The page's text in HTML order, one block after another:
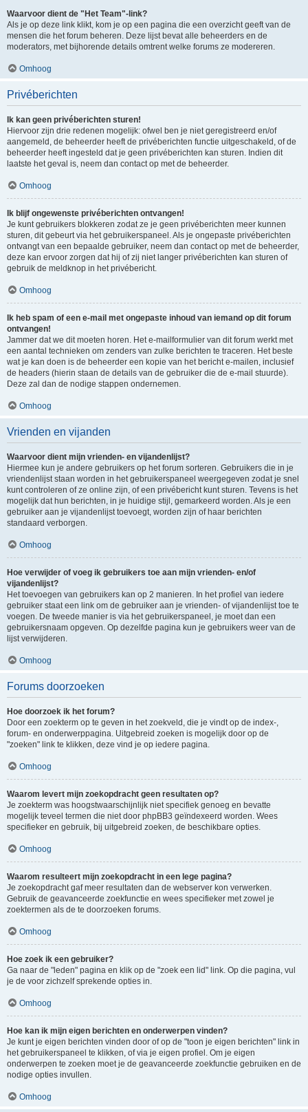
Waarvoor dient de "Het Team"-link?
Als je op deze link klikt, kom je op een pagina die een overzicht geeft van de
mensen die het forum beheren. Deze lijst bevat alle beheerders en de
moderators, met bijhorende details omtrent welke forums ze modereren.
Omhoog
Privéberichten
Ik kan geen privéberichten sturen!
Hiervoor zijn drie redenen mogelijk: ofwel ben je niet geregistreerd en/of
aangemeld, de beheerder heeft de privéberichten functie uitgeschakeld, of de
beheerder heeft ingesteld dat je geen privéberichten kan sturen. Indien dit
laatste het geval is, neem dan contact op met de beheerder.
Omhoog
Ik blijf ongewenste privéberichten ontvangen!
Je kunt gebruikers blokkeren zodat ze je geen privéberichten meer kunnen
sturen, dit gebeurt via het gebruikerspaneel. Als je ongepaste privéberichten
ontvangt van een bepaalde gebruiker, neem dan contact op met de beheerder,
deze kan ervoor zorgen dat hij of zij niet langer privéberichten kan sturen of
gebruik de meldknop in het privébericht.
Omhoog
Ik heb spam of een e-mail met ongepaste inhoud van iemand op dit forum
ontvangen!
Jammer dat we dit moeten horen. Het e-mailformulier van dit forum werkt met
een aantal technieken om zenders van zulke berichten te traceren. Het beste
wat je kan doen is de beheerder een kopie van het bericht e-mailen, inclusief
de headers (hierin staan de details van de gebruiker die de e-mail stuurde).
Deze zal dan de nodige stappen ondernemen.
Omhoog
Vrienden en vijanden
Waarvoor dient mijn vrienden- en vijandenlijst?
Hiermee kun je andere gebruikers op het forum sorteren. Gebruikers die in je
vriendenlijst staan worden in het gebruikerspaneel weergegeven zodat je snel
kunt controleren of ze online zijn, of een privébericht kunt sturen. Tevens is het
mogelijk dat hun berichten, in je huidige stijl, gemarkeerd worden. Als je een
gebruiker aan je vijandenlijst toevoegt, worden zijn of haar berichten
standaard verborgen.
Omhoog
Hoe verwijder of voeg ik gebruikers toe aan mijn vrienden- en/of
vijandenlijst?
Het toevoegen van gebruikers kan op 2 manieren. In het profiel van iedere
gebruiker staat een link om de gebruiker aan je vrienden- of vijandenlijst toe te
voegen. De tweede manier is via het gebruikerspaneel, je moet dan een
gebruikersnaam opgeven. Op dezelfde pagina kun je gebruikers weer van de
lijst verwijderen.
Omhoog
Forums doorzoeken
Hoe doorzoek ik het forum?
Door een zoekterm op te geven in het zoekveld, die je vindt op de index-,
forum- en onderwerppagina. Uitgebreid zoeken is mogelijk door op de
"zoeken" link te klikken, deze vind je op iedere pagina.
Omhoog
Waarom levert mijn zoekopdracht geen resultaten op?
Je zoekterm was hoogstwaarschijnlijk niet specifiek genoeg en bevatte
mogelijk teveel termen die niet door phpBB3 geïndexeerd worden. Wees
specifieker en gebruik, bij uitgebreid zoeken, de beschikbare opties.
Omhoog
Waarom resulteert mijn zoekopdracht in een lege pagina?
Je zoekopdracht gaf meer resultaten dan de webserver kon verwerken.
Gebruik de geavanceerde zoekfunctie en wees specifieker met zowel je
zoektermen als de te doorzoeken forums.
Omhoog
Hoe zoek ik een gebruiker?
Ga naar de "leden" pagina en klik op de "zoek een lid" link. Op die pagina, vul
je de voor zichzelf sprekende opties in.
Omhoog
Hoe kan ik mijn eigen berichten en onderwerpen vinden?
Je kunt je eigen berichten vinden door of op de "toon je eigen berichten" link in
het gebruikerspaneel te klikken, of via je eigen profiel. Om je eigen
onderwerpen te zoeken moet je de geavanceerde zoekfunctie gebruiken en de
nodige opties invullen.
Omhoog